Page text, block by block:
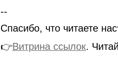
--
Спасибо, что читаете
👉Витрина ссылок.